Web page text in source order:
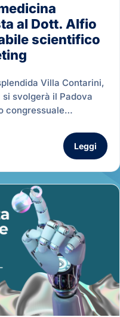
al Dott. Alfio
scientifico
Villa Contarini,
svolgerà il Padova
congressuale…
Leggi